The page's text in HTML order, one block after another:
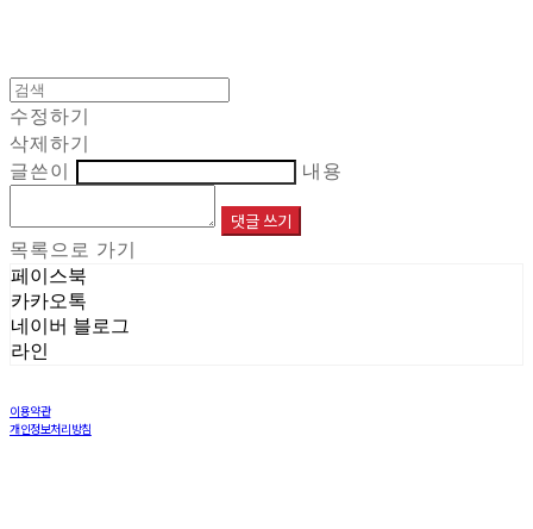
수정하기
삭제하기
글쓴이
내용
댓글 쓰기
목록으로 가기
페이스북
카카오톡
네이버 블로그
라인
이용약관
개인정보처리방침